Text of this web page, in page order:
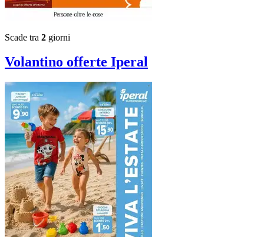
Scade tra 2 giorni
Volantino offerte Iperal